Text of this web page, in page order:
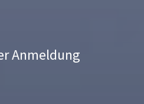
Anmeldung